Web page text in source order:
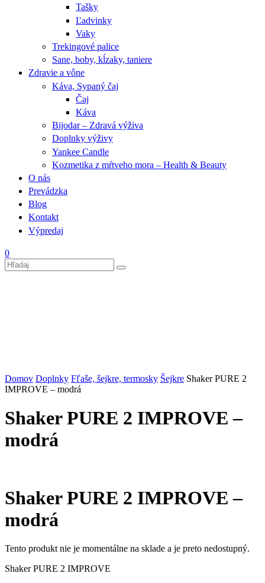
Tašky
Ľadvinky
Vaky
Trekingové palice
Sane, boby, kĺzaky, taniere
Zdravie a vône
Káva, Sypaný čaj
Čaj
Káva
Bijodar – Zdravá výživa
Doplnky výživy
Yankee Candle
Kozmetika z mŕtveho mora – Health & Beauty
O nás
Prevádzka
Blog
Kontakt
Výpredaj
0
Domov Doplnky Fľaše, šejkre, termosky Šejkre Shaker PURE 2
IMPROVE – modrá
Shaker PURE 2 IMPROVE –
modrá
Shaker PURE 2 IMPROVE –
modrá
Tento produkt nie je momentálne na sklade a je preto nedostupný.
Shaker PURE 2 IMPROVE